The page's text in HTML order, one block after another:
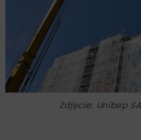
Zdjęcie: Unibep